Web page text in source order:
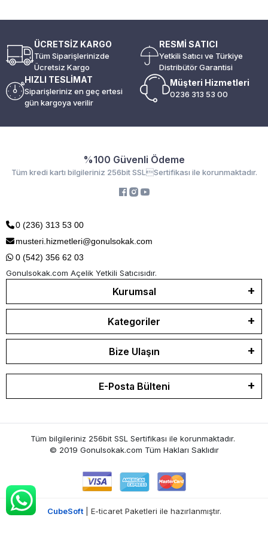
ÜCRETSİZ KARGO
Tüm Siparişlerinizde
Ücretsiz Kargo
RESMİ SATICI
Yetkili Satıcı ve Türkiye
Distribütör Garantisi
HIZLI TESLİMAT
Siparişleriniz en geç ertesi
gün kargoya verilir
Müşteri Hizmetleri
0236 313 53 00
%100 Güvenli Ödeme
Tüm kredi kartı bilgileriniz 256bit SSLSertifikası ile korunmaktadır.
0 (236) 313 53 00
musteri.hizmetleri@gonulsokak.com
0 (542) 356 62 03
Gonulsokak.com Açelik Yetkili Satıcısıdır.
Kurumsal
Kategoriler
Bize Ulaşın
E-Posta Bülteni
Tüm bilgileriniz 256bit SSL Sertifikası ile korunmaktadır.
© 2019 Gonulsokak.com Tüm Hakları Saklıdır
CubeSoft| E-ticaret Paketleri ile hazırlanmıştır.